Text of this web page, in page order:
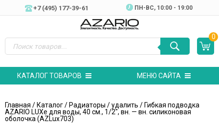
+7 (495) 177-39-61 ПН-ВC, 10:00 - 19:00
0
КАТАЛОГ ТОВАРОВ МЕНЮ САЙТА
Главная /Каталог/Радиаторы /удалить / Гибкая подводка
AZARIO LUXe для воды, 40 см., 1/2″, вн. — вн. силиконовая
оболочка (AZLux703)